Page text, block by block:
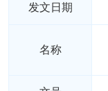
发文日期
名称